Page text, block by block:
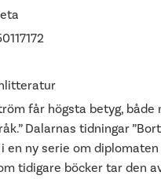
får högsta betyg, både
Dalarnas tidningar
en ny serie om
tidigare böcker tar den